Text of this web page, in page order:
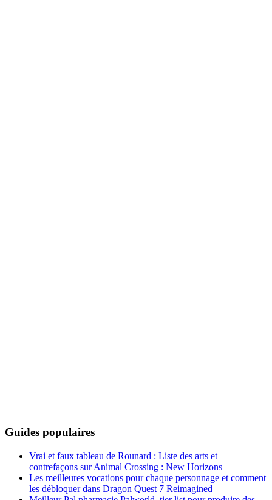
Guides populaires
Vrai et faux tableau de Rounard : Liste des arts et
contrefaçons sur Animal Crossing : New Horizons
Les meilleures vocations pour chaque personnage et comment
les débloquer dans Dragon Quest 7 Reimagined